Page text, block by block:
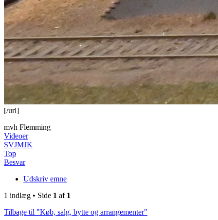
[/url]
mvh Flemming
Videoer
SVJMJK
Top
Besvar
Udskriv emne
1 indlæg • Side 1 af 1
Tilbage til "Køb, salg, bytte og arrangementer"